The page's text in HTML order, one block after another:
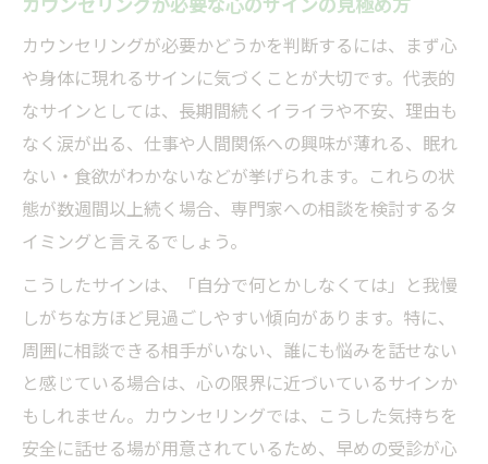
カウンセリングで感情を整理する効果的な
カウンセリングを受けると本音が見えてく
る理由
気持ちの混乱をカウンセリングが和らげる
仕組み
カウンセリングで安心感が生まれる心理的
サポート
カウンセリング受けることで考え方が整理
される理由
カウンセリングは意味ない？効果の真実に迫る
カウンセリング意味ない人と感じる理由と
カウンセリングが必要かどうかを判断するには、まず心
や身体に現れるサインに気づくことが大切です。代表的
なサインとしては、長期間続くイライラや不安、理由も
なく涙が出る、仕事や人間関係への興味が薄れる、眠れ
ない・食欲がわかないなどが挙げられます。これらの状
態が数週間以上続く場合、専門家への相談を検討するタ
イミングと言えるでしょう。
こうしたサインは、「自分で何とかしなくては」と我慢
しがちな方ほど見過ごしやすい傾向があります。特に、
周囲に相談できる相手がいない、誰にも悩みを話せない
と感じている場合は、心の限界に近づいているサインか
もしれません。カウンセリングでは、こうした気持ちを
安全に話せる場が用意されているため、早めの受診が心